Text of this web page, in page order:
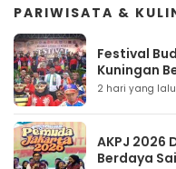
PARIWISATA &
Festival
Kuningan
2 hari yang lalu
AKPJ 2026
Berdaya